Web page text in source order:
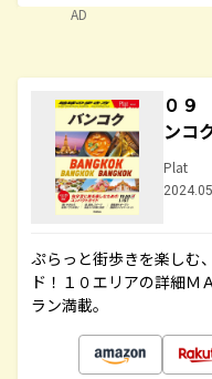
AD
０
ンコ
Plat
ぷらっと街歩きを楽しむ
ド！１０エリアの詳細Ｍ
ラン満載。